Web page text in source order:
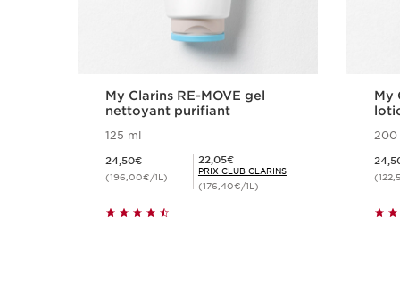
My Clarins RE-MOVE gel
nettoyant purifiant
125 ml
24,50€
(196,00€/1L)
Prix Club Clarins 22,05€
22,05€
PRIX CLUB CLARINS
(176,40€/1L)
Achat rapide
My
200